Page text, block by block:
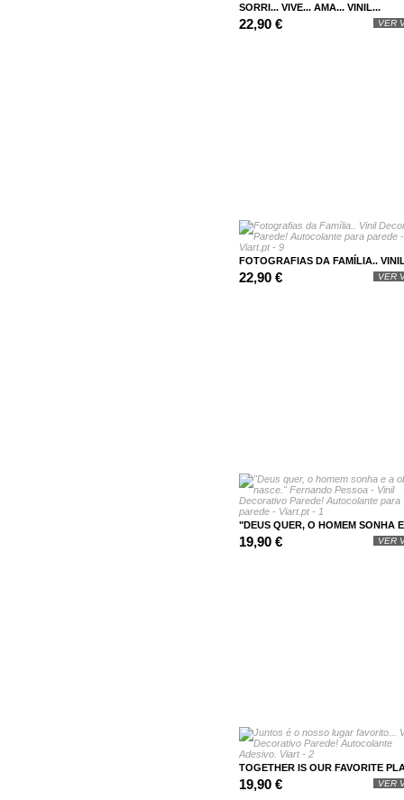
SORRI... VIVE... AMA... VINIL...
22,90 € VER
FOTOGRAFIAS DA FAMÍLIA..
22,90 € VER
"DEUS QUER, O HOMEM SONHA
19,90 € VER
TOGETHER IS OUR FAVORITE
19,90 € VER